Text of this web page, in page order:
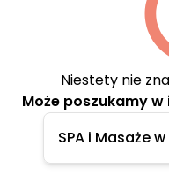
Niestety nie
Może poszukamy
SPA i Masaże